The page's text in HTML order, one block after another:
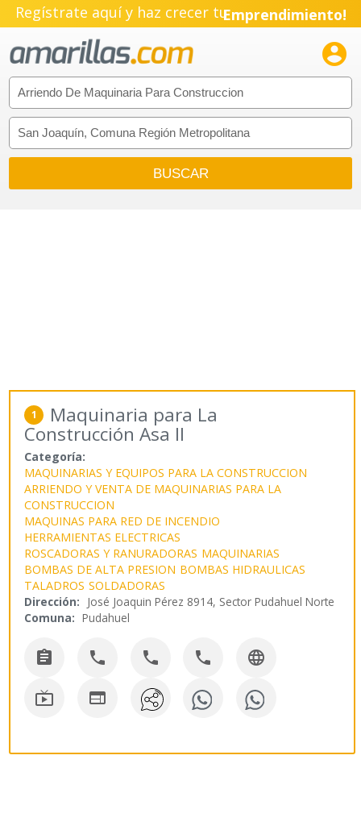
Regístrate aquí y haz crecer tuEmprendimiento!

1 Maquinaria para La
Construcción Asa II
Categoría:
MAQUINARIAS Y EQUIPOS PARA LA CONSTRUCCION
ARRIENDO Y VENTA DE MAQUINARIAS PARA LA
CONSTRUCCION
MAQUINAS PARA RED DE INCENDIO
HERRAMIENTAS ELECTRICAS
ROSCADORAS Y RANURADORAS MAQUINARIAS
BOMBAS DE ALTA PRESION BOMBAS HIDRAULICAS
TALADROS SOLDADORAS
Dirección: José Joaquin Pérez 8914, Sector Pudahuel Norte
Comuna: Pudahuel
    
 